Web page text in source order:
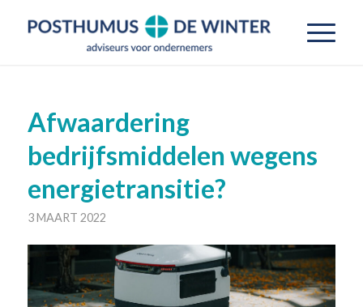
Afwaardering
bedrijfsmiddelen wegens
energietransitie?
3 MAART 2022